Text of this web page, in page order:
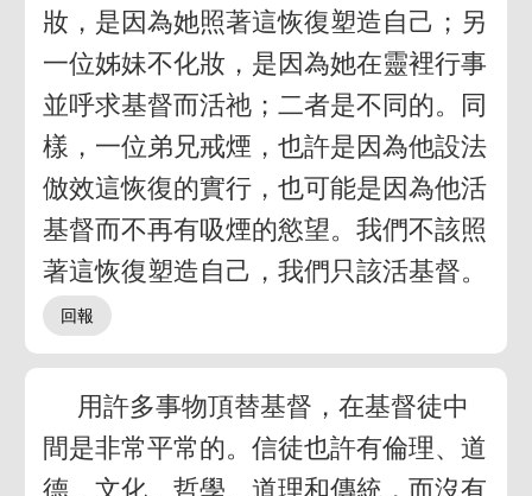
妝，是因為她照著這恢復塑造自己；另
一位姊妹不化妝，是因為她在靈裡行事
並呼求基督而活祂；二者是不同的。同
樣，一位弟兄戒煙，也許是因為他設法
倣效這恢復的實行，也可能是因為他活
基督而不再有吸煙的慾望。我們不該照
著這恢復塑造自己，我們只該活基督。
用許多事物頂替基督，在基督徒中
間是非常平常的。信徒也許有倫理、道
德、文化、哲學、道理和傳統，而沒有